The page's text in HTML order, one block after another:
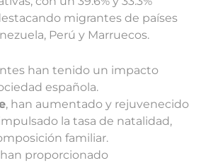
migrantes de países
Perú y Marruecos.
han tenido un impacto
española.
, han aumentado y rejuvenecido
la tasa de natalidad,
familiar.
han proporcionado